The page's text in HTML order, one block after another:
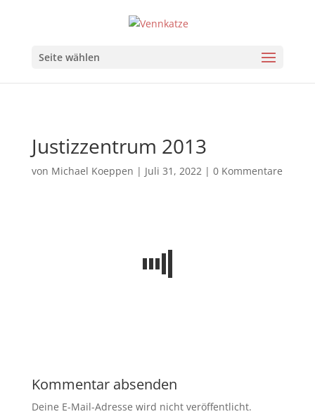
Seite wählen
Justizzentrum 2013
von Michael Koeppen | Juli 31, 2022| 0 Kommentare
Kommentar absenden
Deine E-Mail-Adresse wird nicht veröffentlicht.